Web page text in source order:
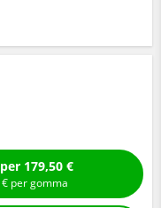
Compra con montaggio per 179,50 €
€ per gomma